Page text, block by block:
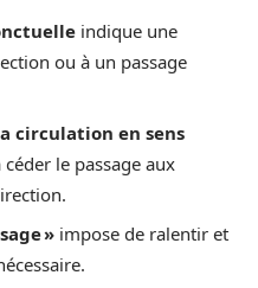
indique une
ou à un passage
circulation en sens
le passage aux
» impose de ralentir et